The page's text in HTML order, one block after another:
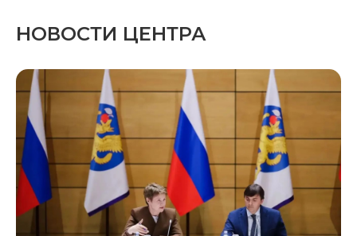
НОВОСТИ ЦЕНТРА